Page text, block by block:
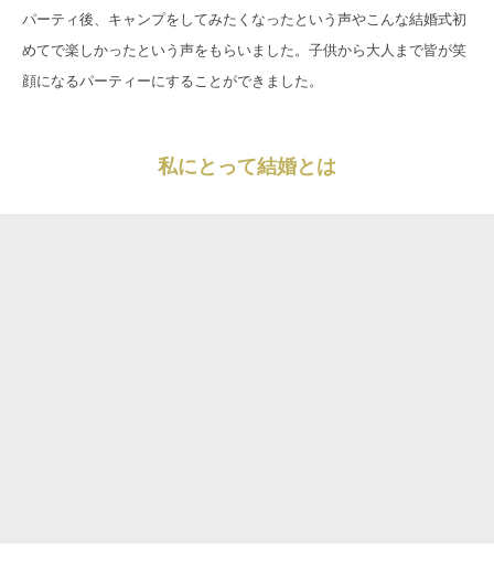
パーティ後、キャンプをしてみたくなったという声やこんな結婚式初
めてで楽しかったという声をもらいました。子供から大人まで皆が笑
顔になるパーティーにすることができました。
私にとって結婚とは